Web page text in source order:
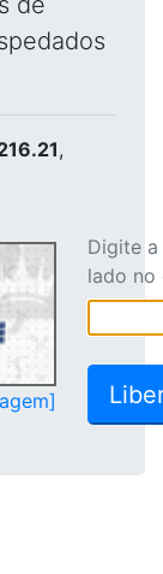
,
Digite
lado no